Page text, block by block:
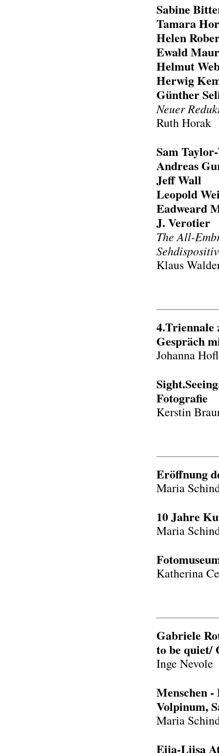
Sabine
Tamara
Helen
Ewald
Helmut
Herwig
Günther
Neuer
Ruth Horak
Sam
Andreas
Jeff Wall
Leopold
Eadweard
J. Verotier
The All-
Sehdispositiv
Klaus
4.Triennale
Gespräch
Johanna
Fotografie
Kerstin
Eröffnung
Maria
10 Jahre
Maria
Katherina
Gabriele
to be quiet/
Inge Nevole
Menschen
Volpinum,
Maria
Eija-Liisa